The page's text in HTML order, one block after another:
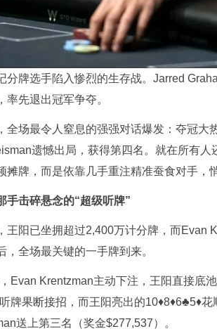
分牌选手陷入惨烈的生存战。Jarred
率先退出冠军争夺。
全场最令人窒息的强强对话爆发：夺冠大
遗憾出局，获得第四名。就在所有
摊牌，而是依靠几手重注精准蚕食对手，
手击碎悬念的“超级听牌”
王阳已坐拥超过2,400万计分牌，而Evan
，全场最关键的一手牌到来。
Evan Krentzman主动下注，王阳直接底
牌果断接招，而王阳亮出的10♦️8♦️6♣️5♦️
送上第三名（奖金$277,537）。